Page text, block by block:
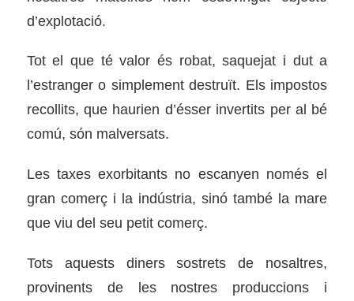
d’explotació.
Tot el que té valor és robat, saquejat i dut a
l’estranger o simplement destruït. Els impostos
recollits, que haurien d’ésser invertits per al bé
comú, són malversats.
Les taxes exorbitants no escanyen només el
gran comerç i la indústria, sinó també la mare
que viu del seu petit comerç.
Tots aquests diners sostrets de nosaltres,
provinents de les nostres produccions i